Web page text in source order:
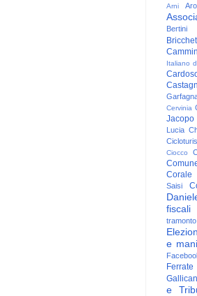
Arni
Bertini
Italiano
Cervinia
Jacopo
Lucia
Ciocco
Corale
Saisi
fiscali
tramonto
e
Ferrate
e